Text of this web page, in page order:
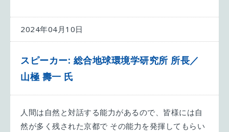
2024年04月10日
スピーカー: 総合地球環境学研究所 所長／
山極 壽一 氏
人間は自然と対話する能力があるので、皆様には自
然が多く残された京都で その能力を発揮してもらい